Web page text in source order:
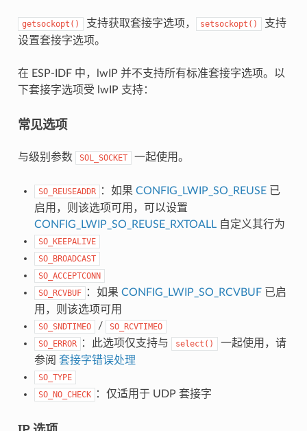
getsockopt() 支持获取套接字选项， setsockopt()
支持
设置套接字选项。
在 ESP-IDF 中，lwIP 并不支持所有标准套接字选项。以
下套接字选项受 lwIP 支持：
常见选项
与级别参数 SOL_SOCKET 一起使用。
SO_REUSEADDR ：如果 CONFIG_LWIP_SO_REUSE已
启用，则该选项可用，可以设置
CONFIG_LWIP_SO_REUSE_RXTOALL自定义其行为
SO_KEEPALIVE
SO_BROADCAST
SO_ACCEPTCONN
SO_RCVBUF
：如果 CONFIG_LWIP_SO_RCVBUF已启
用，则该选项可用
SO_SNDTIMEO /
SO_RCVTIMEO
SO_ERROR
：此选项仅支持与 select()
一起使用，请
参阅 套接字错误处理
SO_TYPE
SO_NO_CHECK
：仅适用于 UDP 套接字